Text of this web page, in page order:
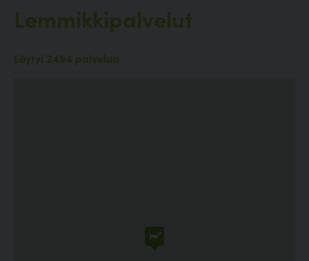
Lemmikkipalvelut
Löytyi 2494 palvelua